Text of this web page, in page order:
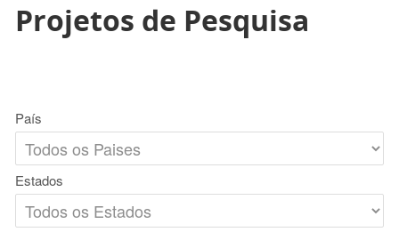
Projetos de Pesquisa
País
Estados